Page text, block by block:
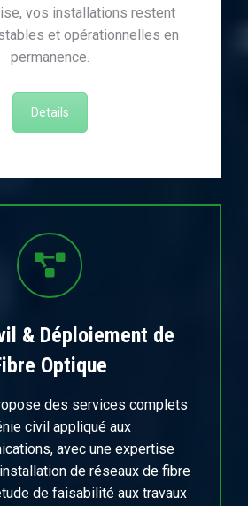
vos installations restent
et opérationnelles en
permanence.
Details
& Déploiement de
Optique
des services complets
civil appliqué aux
avec une expertise
de réseaux de fibre
de faisabilité aux travaux